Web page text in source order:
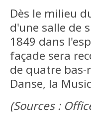
Dès le milieu
d'une salle de
1849 dans
façade sera
de quatre
Danse, la
(Sources :